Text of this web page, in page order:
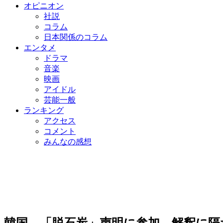
オピニオン
社説
コラム
日本関係のコラム
エンタメ
ドラマ
音楽
映画
アイドル
芸能一般
ランキング
アクセス
コメント
みんなの感想